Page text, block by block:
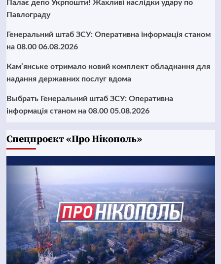
Палає депо Укрпошти! Жахливі наслідки удару по
Павлограду
Генеральний штаб ЗСУ: Оперативна інформація станом
на 08.00 06.08.2026
Кам’янське отримало новий комплект обладнання для
надання державних послуг вдома
Выбрать Генеральний штаб ЗСУ: Оперативна
інформація станом на 08.00 05.08.2026
Cпецпроєкт «Про Нікополь»